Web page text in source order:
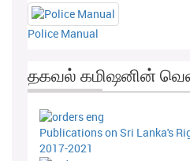
Police Manual
தகவல் கமிஷனின்
Publications on Sri Lanka's
2017-2021